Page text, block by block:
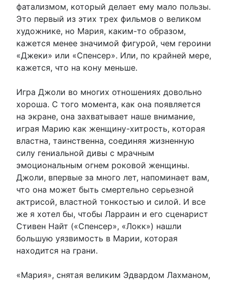
фатализмом, который делает ему мало пользы.
Это первый из этих трех фильмов о великом
художнике, но Мария, каким-то образом,
кажется менее значимой фигурой, чем героини
«Джеки» или «Спенсер». Или, по крайней мере,
кажется, что на кону меньше.
Игра Джоли во многих отношениях довольно
хороша. С того момента, как она появляется
на экране, она захватывает наше внимание,
играя Марию как женщину-хитрость, которая
властна, таинственна, соединяя жизненную
силу гениальной дивы с мрачным
эмоциональным огнем роковой женщины.
Джоли, впервые за много лет, напоминает вам,
что она может быть смертельно серьезной
актрисой, властной тонкостью и силой. И все
же я хотел бы, чтобы Ларраин и его сценарист
Стивен Найт («Спенсер», «Локк») нашли
большую уязвимость в Марии, которая
находится на грани.
«Мария», снятая великим Эдвардом Лахманом,